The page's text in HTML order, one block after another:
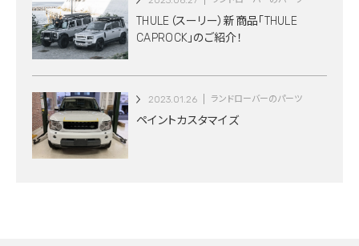
THULE（スーリー）新商品「THULE
CAPROCK」のご紹介！
2023.01.26 ランドローバーのパーツ
ペイントカスタマイズ